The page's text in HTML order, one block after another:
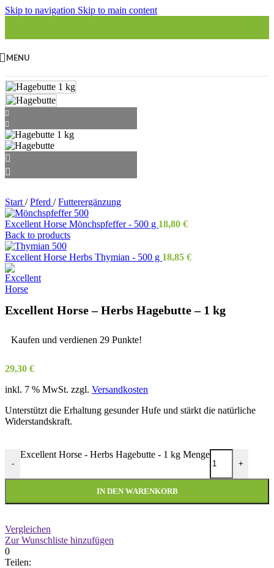
Skip to navigation Skip to main content
MENU
Start / Pferd / Futterergänzung
Excellent Horse Mönchspfeffer - 500 g 18,80 €
Back to products
Excellent Horse Herbs Thymian - 500 g 18,85 €
Excellent Horse – Herbs Hagebutte – 1 kg
Kaufen und verdienen 29 Punkte!
29,30 €
inkl. 7 % MwSt. zzgl. Versandkosten
Unterstützt die Erhaltung gesunder Hufe und stärkt die natürliche
Widerstandskraft.
-
Excellent Horse - Herbs Hagebutte - 1 kg Menge
+
IN DEN WARENKORB
Vergleichen
Zur Wunschliste hinzufügen
0
Teilen: